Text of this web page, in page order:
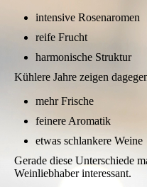
intensive Rosenaromen
reife Frucht
harmonische Struktur
Kühlere Jahre zeigen
mehr Frische
feinere Aromatik
etwas schlankere Weine
Gerade diese Unterschiede
Weinliebhaber interessant.